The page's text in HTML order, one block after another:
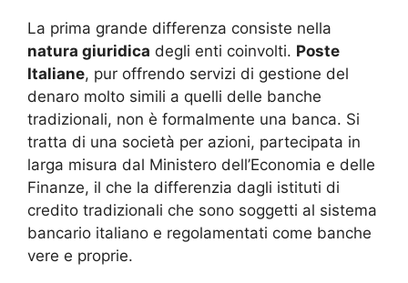
La prima grande differenza consiste nella
natura giuridica degli enti coinvolti. Poste
Italiane, pur offrendo servizi di gestione del
denaro molto simili a quelli delle banche
tradizionali, non è formalmente una banca. Si
tratta di una società per azioni, partecipata in
larga misura dal Ministero dell’Economia e delle
Finanze, il che la differenzia dagli istituti di
credito tradizionali che sono soggetti al sistema
bancario italiano e regolamentati come banche
vere e proprie.